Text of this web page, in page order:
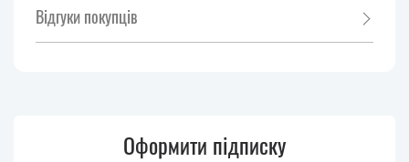
Відгуки покупців
Оформити підписку